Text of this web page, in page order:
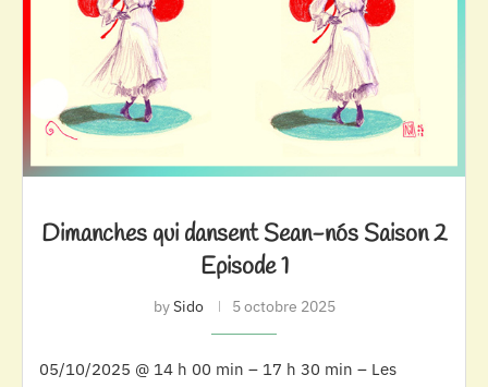
Dimanches qui dansent Sean-nós Saison 2
Episode 1
bySido 5 octobre 2025
05/10/2025 @ 14 h 00 min – 17 h 30 min – Les